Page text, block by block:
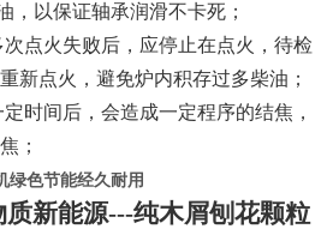
，以保证轴承润滑不卡死；
点火失败后，应停止在点火，待检
新点火，避免炉内积存过多柴油；
时间后，会造成一定程序的结焦，
；
绿色节能经久耐用
质新能源---纯木屑刨花颗粒